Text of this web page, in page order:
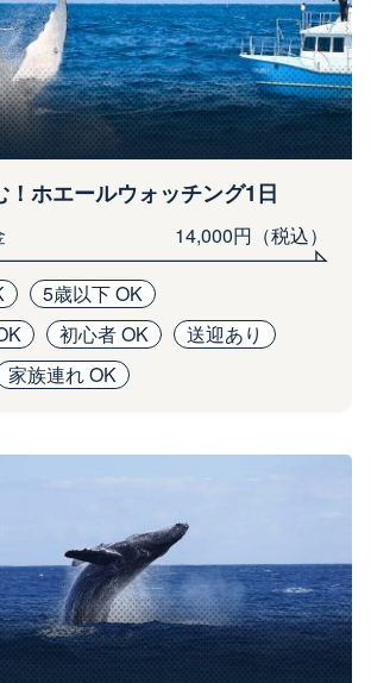
！ホエールウォッチング1日
14,000円（税込）
5歳以下 OK
初心者 OK
送迎あり
家族連れ OK